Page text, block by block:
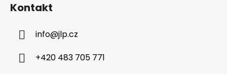
Kontakt
info@jlp.cz
+420 483 705 771